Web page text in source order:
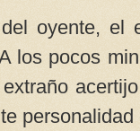
oyente, el
los pocos